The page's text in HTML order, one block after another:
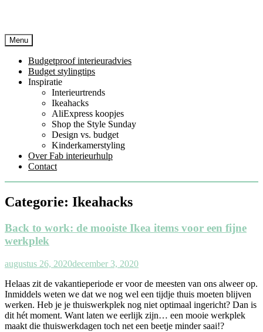
Menu
Budgetproof interieuradvies
Budget stylingtips
Inspiratie
Interieurtrends
Ikeahacks
AliExpress koopjes
Shop the Style Sunday
Design vs. budget
Kinderkamerstyling
Over Fab interieurhulp
Contact
Categorie: Ikeahacks
Back to work: de mooiste Ikea items voor een fijne
werkplek
augustus 26, 2020december 3, 2020
Helaas zit de vakantieperiode er voor de meesten van ons alweer op.
Inmiddels weten we dat we nog wel een tijdje thuis moeten blijven
werken. Heb je je thuiswerkplek nog niet optimaal ingericht? Dan is
dit hét moment. Want laten we eerlijk zijn… een mooie werkplek
maakt die thuiswerkdagen toch net een beetje minder saai!?